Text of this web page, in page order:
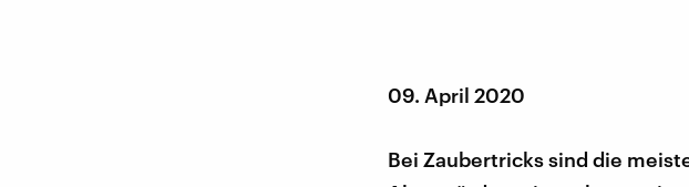
09. April 2020
Bei Zaubertricks sind die